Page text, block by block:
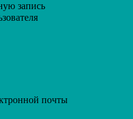
запись
почты